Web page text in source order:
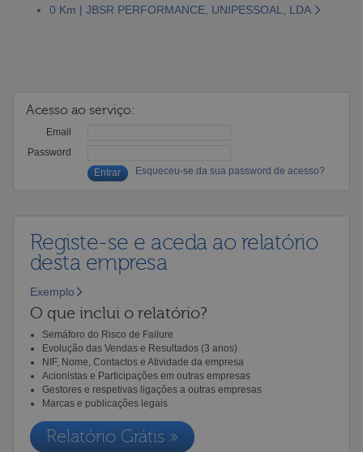
0 Km | JBSR PERFORMANCE, UNIPESSOAL, LDA
Acesso ao serviço:
Email
Password
Esqueceu-se da sua password de acesso?
Registe-se e aceda ao relatório
desta empresa
Exemplo
O que inclui o relatório?
Semáforo do Risco de Failure
Evolução das Vendas e Resultados (3 anos)
NIF, Nome, Contactos e Atividade da empresa
Acionistas e Participações em outras empresas
Gestores e respetivas ligações a outras empresas
Marcas e publicações legais
Relatório Grátis »